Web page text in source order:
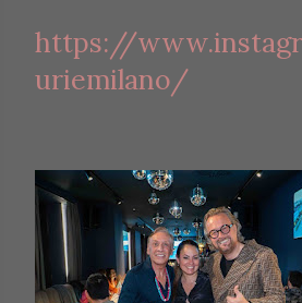
https://
uriemilano/